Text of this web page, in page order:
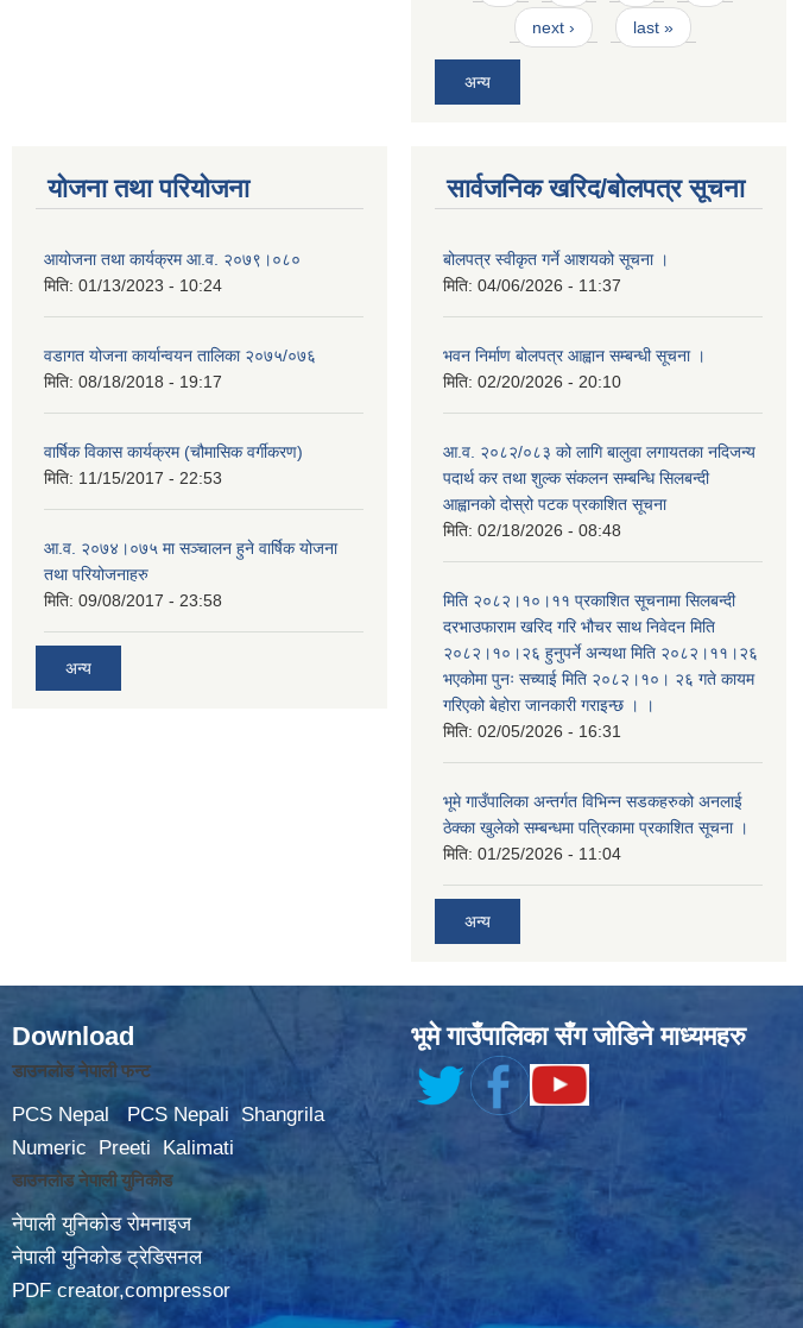
next › last »
अन्य
योजना तथा परियोजना
आयोजना तथा कार्यक्रम आ.व. २०७९।०८०
मिति: 01/13/2023 - 10:24
वडागत योजना कार्यान्वयन तालिका २०७५/०७६
मिति: 08/18/2018 - 19:17
वार्षिक विकास कार्यक्रम (चौमासिक वर्गीकरण)
मिति: 11/15/2017 - 22:53
आ.व. २०७४।०७५ मा सञ्चालन हुने वार्षिक योजना
तथा परियोजनाहरु
मिति: 09/08/2017 - 23:58
अन्य
सार्वजनिक खरिद/बोलपत्र सूचना
बोलपत्र स्वीकृत गर्ने आशयको सूचना ।
मिति: 04/06/2026 - 11:37
भवन निर्माण बोलपत्र आह्वान सम्बन्धी सूचना ।
मिति: 02/20/2026 - 20:10
आ.व. २०८२/०८३ को लागि बालुवा लगायतका नदिजन्य
पदार्थ कर तथा शुल्क संकलन सम्बन्धि सिलबन्दी
आह्वानको दोस्रो पटक प्रकाशित सूचना
मिति: 02/18/2026 - 08:48
मिति २०८२।१०।११ प्रकाशित सूचनामा सिलबन्दी
दरभाउफाराम खरिद गरि भौचर साथ निवेदन मिति
२०८२।१०।२६ हुनुपर्ने अन्यथा मिति २०८२।११।२६
भएकोमा पुनः सच्याई मिति २०८२।१०। २६ गते कायम
गरिएको बेहोरा जानकारी गराइन्छ । ।
मिति: 02/05/2026 - 16:31
भूमे गाउँपालिका अन्तर्गत विभिन्न सडकहरुको अनलाई
ठेक्का खुलेको सम्बन्धमा पत्रिकामा प्रकाशित सूचना ।
मिति: 01/25/2026 - 11:04
अन्य
Download
डाउनलोड नेपाली फन्ट
PCS Nepal PCS Nepali
Shangrila
Numeric
Preeti Kalimati
डाउनलोड नेपाली युनिकोड
नेपाली युनिकोड रोमनाइज
नेपाली युनिकोड ट्रेडिसनल
PDF creator,compressor
भूमे गाउँपालिका सँग जोडिने माध्यमहरु